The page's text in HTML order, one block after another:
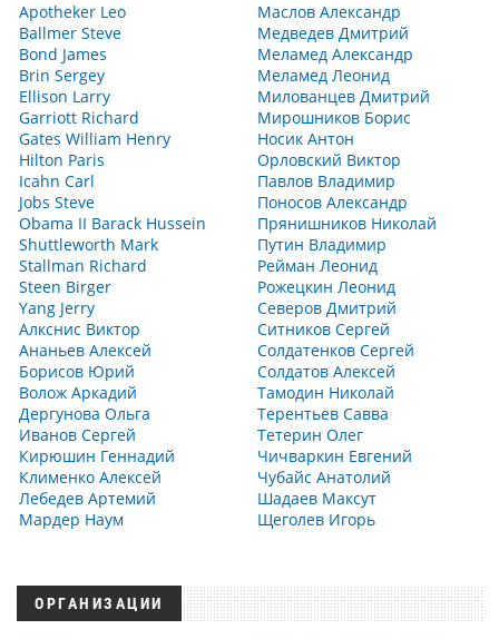
Apotheker Leo
Ballmer Steve
Bond James
Brin Sergey
Ellison Larry
Garriott Richard
Gates William Henry
Hilton Paris
Icahn Carl
Jobs Steve
Obama II Barack Hussein
Shuttleworth Mark
Stallman Richard
Steen Birger
Yang Jerry
Алкснис Виктор
Ананьев Алексей
Борисов Юрий
Волож Аркадий
Дергунова Ольга
Иванов Сергей
Кирюшин Геннадий
Клименко Алексей
Лебедев Артемий
Мардер Наум
Маслов Александр
Медведев Дмитрий
Меламед Александр
Меламед Леонид
Милованцев Дмитрий
Мирошников Борис
Носик Антон
Орловский Виктор
Павлов Владимир
Поносов Александр
Прянишников Николай
Путин Владимир
Рейман Леонид
Рожецкин Леонид
Северов Дмитрий
Ситников Сергей
Солдатенков Сергей
Солдатов Алексей
Тамодин Николай
Терентьев Савва
Тетерин Олег
Чичваркин Евгений
Чубайс Анатолий
Шадаев Максут
Щеголев Игорь
ОРГАНИЗАЦИИ